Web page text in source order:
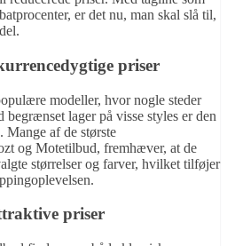
er det nu, man skal slå til,
priser
modeller, hvor nogle steder
lager på visse styles er den
Mange af de største
og Motetilbud, fremhæver, at de
størrelser og farver, hvilket tilføjer
priser